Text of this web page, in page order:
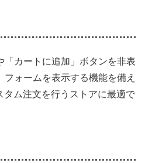
「カートに追加」ボタンを非表
ォームを表示する機能を備え
ム注文を行うストアに最適で